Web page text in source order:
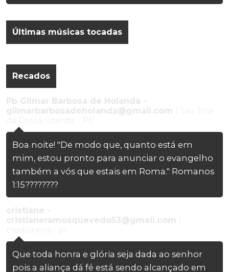
Últimas músicas tocadas
Recados
Pb Gilmar Barbosa de Holanda -
gilmarbarbosadeholanda@gmail.com
Boa noite! "De modo que, quanto está em
mim, estou pronto para anunciar o evangelho
também a vós que estais em Roma." Romanos
1:15????????
cristiane -
cristianeramosquevedo53@gmail.com
Que toda honra e glória seja dada ao senhor
pois a aliança dá fé está sendo alcançado em